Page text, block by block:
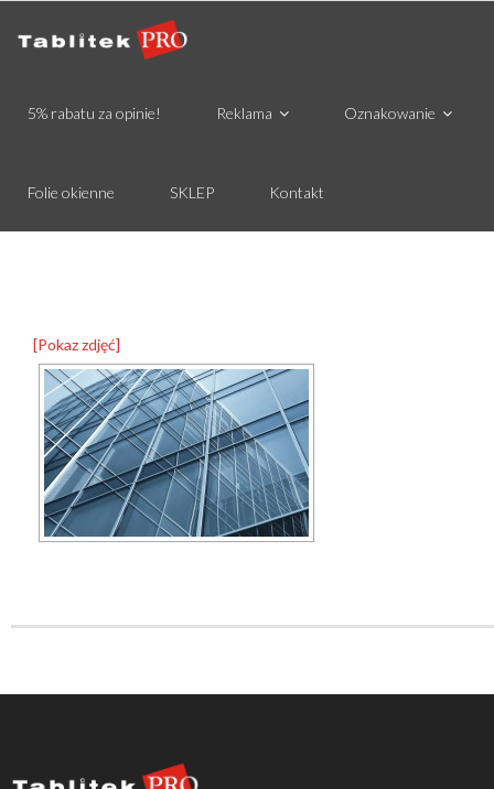
5% rabatu za opinie! Reklama Oznakowanie
Folie okienne SKLEP Kontakt
[Pokaz zdjęć]